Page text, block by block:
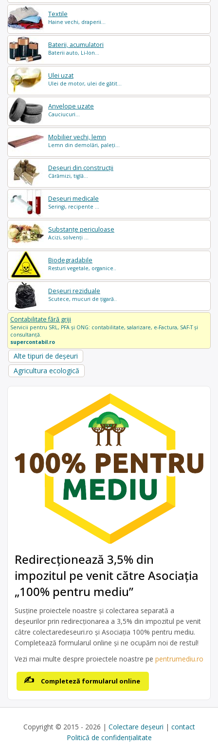
Textile
Haine vechi, draperii...
Baterii, acumulatori
Baterii auto, Li-Ion...
Ulei uzat
Ulei de motor, ulei de gătit...
Anvelope uzate
Cauciucuri...
Mobilier vechi, lemn
Lemn din demolări, paleți...
Deșeuri din construcții
Cărămizi, tiglă...
Deșeuri medicale
Seringi, recipente ...
Substanțe periculoase
Acizi, solvenți ...
Biodegradabile
Resturi vegetale, organice..
Deșeuri reziduale
Scutece, mucuri de țigară..
Contabilitate fără griji
Servicii pentru SRL, PFA și ONG: contabilitate, salarizare, e-Factura, SAF-T și
consultanță.
supercontabil.ro
Alte tipuri de deșeuri
Agricultura ecologică
Redirecționează 3,5% din
impozitul pe venit către Asociația
„100% pentru mediu”
Susține proiectele noastre și colectarea separată a
deșeurilor prin redirecționarea a 3,5% din impozitul pe venit
către colectaredeseuri.ro și Asociația 100% pentru mediu.
Completează formularul online și ne ocupăm noi de restul!
Vezi mai multe despre proiectele noastre pe pentrumediu.ro
Completeză formularul online
Copyright © 2015 - 2026 | Colectare deșeuri | contact
Politică de confidențialitate